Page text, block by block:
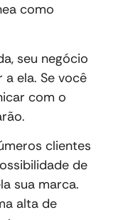
como
seu negócio
ela. Se você
com o
clientes
de
sua marca.
alta de